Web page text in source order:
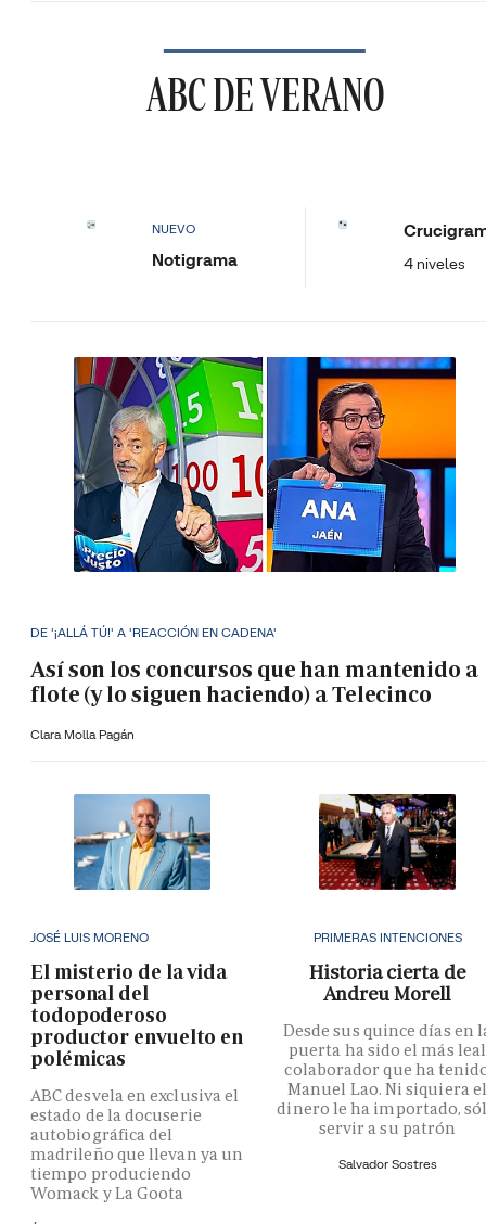
ABC DE VERANO
NUEVO
Notigrama 4 niveles
DE '¡ALLÁ TÚ!' A 'REACCIÓN EN CADENA'
Así son los concursos que han mantenido a
flote (y lo siguen haciendo) a Telecinco
Clara Molla Pagán
JOSÉ LUIS MORENO
El misterio de la vida
personal del
todopoderoso
productor envuelto en
polémicas
ABC desvela en exclusiva el
estado de la docuserie
autobiográfica del
madrileño que llevan ya un
tiempo produciendo
Womack y La Goota
PRIMERAS INTENCIONES
Historia cierta de
Andreu Morell
Desde sus quince días en
puerta ha sido el más leal
colaborador que ha
Manuel Lao. Ni siquiera
dinero le ha importado,
servir a su patrón
Salvador Sostres